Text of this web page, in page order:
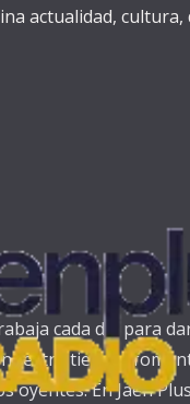
actualidad,
cada día para
tierra y
oyentes. En Jaén